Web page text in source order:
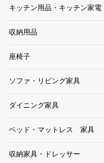
キッチン用品・キッチン家電
収納用品
座椅子
ソファ・リビング家具
ダイニング家具
ベッド・マットレス 家具
収納家具・ドレッサー